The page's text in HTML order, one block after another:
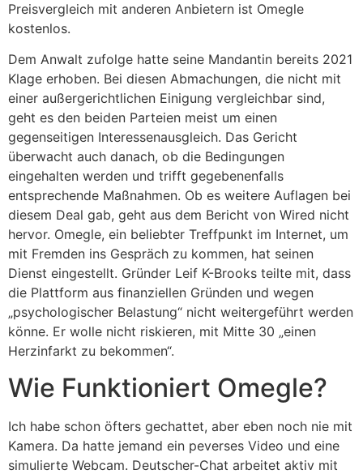
Preisvergleich mit anderen Anbietern ist Omegle
kostenlos.
Dem Anwalt zufolge hatte seine Mandantin bereits 2021
Klage erhoben. Bei diesen Abmachungen, die nicht mit
einer außergerichtlichen Einigung vergleichbar sind,
geht es den beiden Parteien meist um einen
gegenseitigen Interessenausgleich. Das Gericht
überwacht auch danach, ob die Bedingungen
eingehalten werden und trifft gegebenenfalls
entsprechende Maßnahmen. Ob es weitere Auflagen bei
diesem Deal gab, geht aus dem Bericht von Wired nicht
hervor. Omegle, ein beliebter Treffpunkt im Internet, um
mit Fremden ins Gespräch zu kommen, hat seinen
Dienst eingestellt. Gründer Leif K-Brooks teilte mit, dass
die Plattform aus finanziellen Gründen und wegen
„psychologischer Belastung“ nicht weitergeführt werden
könne. Er wolle nicht riskieren, mit Mitte 30 „einen
Herzinfarkt zu bekommen“.
Wie Funktioniert Omegle?
Ich habe schon öfters gechattet, aber eben noch nie mit
Kamera. Da hatte jemand ein peverses Video und eine
simulierte Webcam. Deutscher-Chat arbeitet aktiv mit